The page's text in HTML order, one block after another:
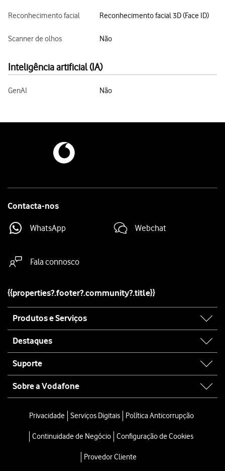
Reconhecimento facial Reconhecimento facial 3D (Face ID)
Scanner de olhos Não
Inteligência artificial (IA)
GenAI Não
Contacta-nos
WhatsApp Webchat
Fala connosco
{{properties?.footer?.community?.title}}
map
Produtos e Serviços
Destaques
Suporte
Sobre a Vodafone
Privacidade Serviços Digitais Política Anticorrupção
Continuidade de Negócio Configuração de Cookies
Provedor Cliente